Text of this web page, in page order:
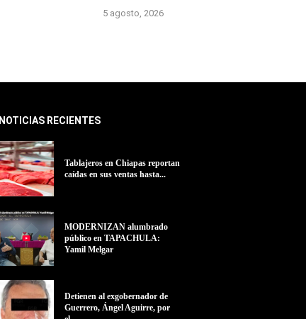
5 agosto, 2026
NOTICIAS RECIENTES
Tablajeros en Chiapas reportan
caídas en sus ventas hasta...
MODERNIZAN alumbrado
público en TAPACHULA:
Yamil Melgar
Detienen al exgobernador de
Guerrero, Ángel Aguirre, por